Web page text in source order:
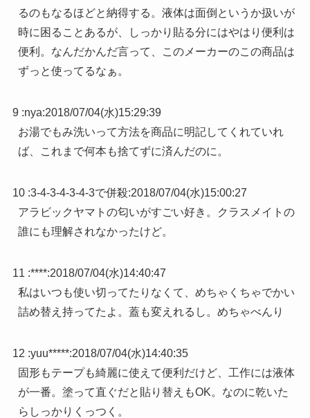
るのもなるほどと納得する。液体は面倒というか扱いが
時に困ることあるが、しっかり貼る分にはやはり便利は
便利。なんだかんだ言って、このメーカーのこの商品は
ずっと使ってるなぁ。
9 :nya:2018/07/04(水)15:29:39
お湯でもみ洗いって方法を商品に明記してくれていれ
ば、これまで何本も捨てずに済んだのに。
10 :3-4-3-4-3-4-3で併殺:2018/07/04(水)15:00:27
アラビックヤマトの匂いがすごい好き。クラスメイトの
誰にも理解されなかったけど。
11 :****:2018/07/04(水)14:40:47
私はいつも使い切ってたりなくて、めちゃくちゃでかい
詰め替え持ってたよ。蓋も変えれるし。めちゃべんり
12 :yuu*****:2018/07/04(水)14:40:35
固形もテープも綺麗に使えて便利だけど、工作には液体
が一番。塗って直ぐだと貼り替えもOK。なのに乾いた
らしっかりくっつく。